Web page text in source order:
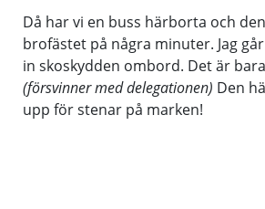
Då har vi en buss härborta och
brofästet på några minuter. Jag
in skoskydden ombord. Det är
(försvinner med delegationen) Den
upp för stenar på marken!